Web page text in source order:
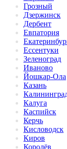
Грозный
Дзержинск
Дербент
Евпатория
Ессентуки
Зеленоград
Иваново
Йошкар-Ола
Казань
Калуга
Каспийск
Керчь
Кисловодск
Киров
Королёв